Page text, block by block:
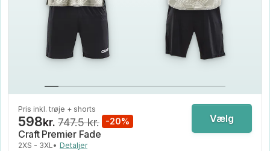
Pris inkl. trøje + shorts
598kr. 747.5 kr. -20%
Craft Premier Fade
2XS - 3XL• Detaljer
Vælg